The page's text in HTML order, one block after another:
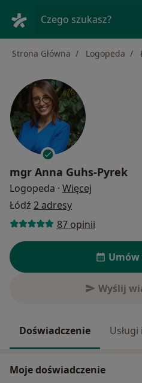
Czego szukasz?
Strona Główna Logopeda
mgr Anna Guhs-Pyrek
Logopeda · Więcej
Łódź 2 adresy
87 opinii
Wyślij
Doświadczenie
Moje doświadczenie